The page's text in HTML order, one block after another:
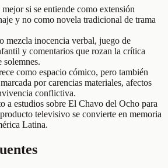
si se entiende como extensión
y no como novela tradicional de trama
mezcla inocencia verbal, juego de
y comentarios que rozan la crítica
solemnes.
como espacio cómico, pero también
por carencias materiales, afectos
conflictiva.
a estudios sobre El Chavo del Ocho para
televisivo se convierte en memoria
Latina.